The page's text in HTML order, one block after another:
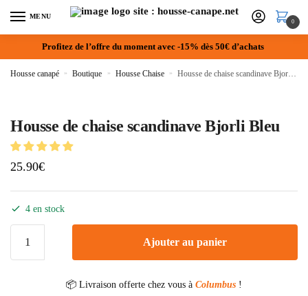
MENU
0
Profitez de l’offre du moment avec -15% dès 50€ d’achats
Housse canapé » Boutique » Housse Chaise » Housse de chaise scandinave Bjorli Bleu
Housse de chaise scandinave Bjorli Bleu
25.90€
4 en stock
Ajouter au panier
📦 Livraison offerte chez vous à Columbus !